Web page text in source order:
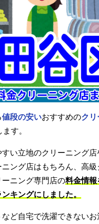
値段の安いおすすめのクリ
す。
い立地のクリーニング店
ニング店はもちろん、高
ニング専門店の料金情報
キングにしました。
ど自宅で洗濯できないお